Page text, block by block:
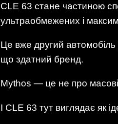
CLE 63 стане частиною
ультраобмежених і
Це вже другий автомобіль
що здатний бренд.
Mythos — це не про
І CLE 63 тут виглядає як